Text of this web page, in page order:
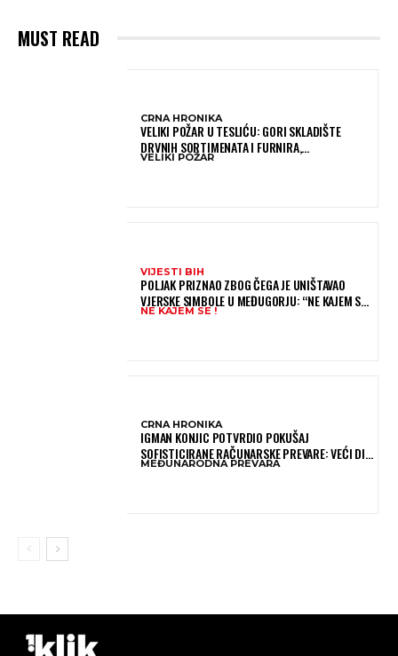
MUST READ
CRNA HRONIKA
VELIKI POŽAR U TESLIĆU: GORI SKLADIŠTE
DRVNIH SORTIMENATA I FURNIRA,
VATROGASCIMA STIŽE POMOĆ IZ VIŠE GRADOVA
VELIKI POŽAR
VIJESTI BIH
POLJAK PRIZNAO ZBOG ČEGA JE UNIŠTAVAO
VJERSKE SIMBOLE U MEĐUGORJU: “NE KAJEM SE I
PONOVIO BIH SVE”
NE KAJEM SE !
CRNA HRONIKA
IGMAN KONJIC POTVRDIO POKUŠAJ
SOFISTICIRANE RAČUNARSKE PREVARE: VEĆI DIO
NOVCA BLOKIRAN, OČEKUJE SE POVRAT
MEĐUNARODNA PREVARA